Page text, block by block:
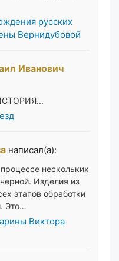
русских
Вернидубовой
Иванович
написал(а):
нескольких
Изделия из
этапов обработки
Это…
Виктора